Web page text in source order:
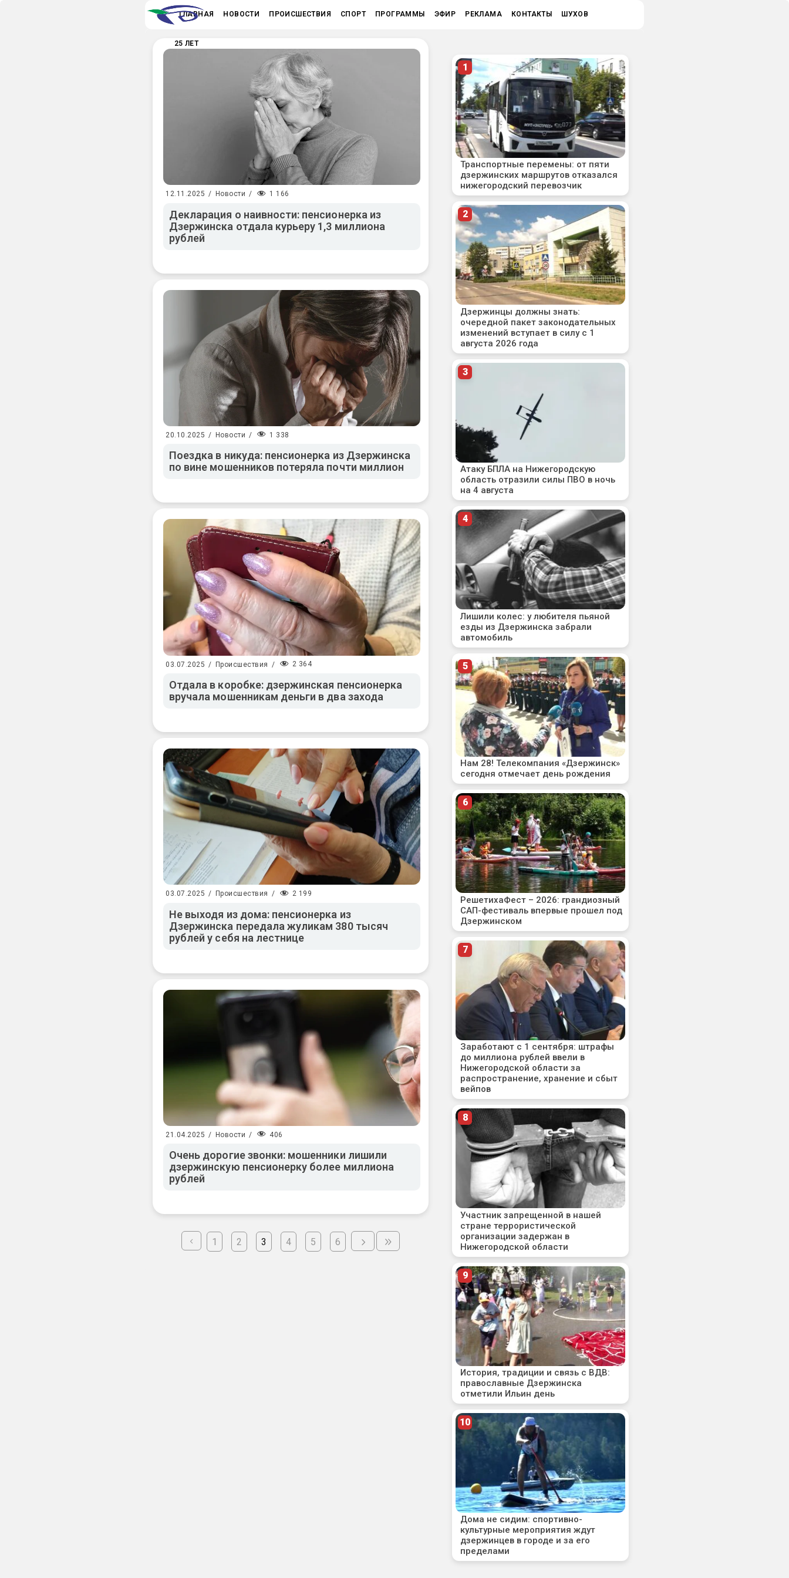
ГЛАВНАЯ НОВОСТИ ПРОИСШЕСТВИЯ СПОРТ ПРОГРАММЫ ЭФИР РЕКЛАМА КОНТАКТЫ ШУХОВ
25 ЛЕТ
12.11.2025 / Новости / 1 166
Декларация о наивности: пенсионерка из
Дзержинска отдала курьеру 1,3 миллиона
рублей
20.10.2025 / Новости / 1 338
Поездка в никуда: пенсионерка из Дзержинска
по вине мошенников потеряла почти миллион
03.07.2025 / Происшествия / 2 364
Отдала в коробке: дзержинская пенсионерка
вручала мошенникам деньги в два захода
03.07.2025 / Происшествия / 2 199
Не выходя из дома: пенсионерка из
Дзержинска передала жуликам 380 тысяч
рублей у себя на лестнице
21.04.2025 / Новости / 406
Очень дорогие звонки: мошенники лишили
дзержинскую пенсионерку более миллиона
рублей
1 2 3 4 5 6